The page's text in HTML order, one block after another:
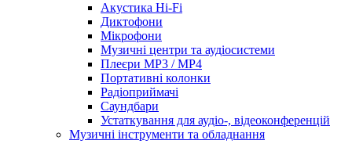
Акустика Hi-Fi
Диктофони
Мікрофони
Музичні центри та аудіосистеми
Плеєри MP3 / MP4
Портативні колонки
Радіоприймачі
Саундбари
Устаткування для аудіо-, відеоконференцій
Музичні інструменти та обладнання